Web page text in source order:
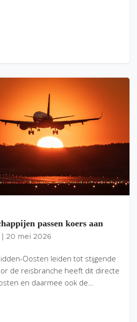
passen koers aan
20 mei 2026
Oosten leiden tot stijgende
de reisbranche heeft dit directe
en daarmee ook de…